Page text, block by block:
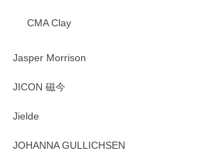
CMA Clay
Jasper Morrison
JICON 磁今
Jielde
JOHANNA GULLICHSEN